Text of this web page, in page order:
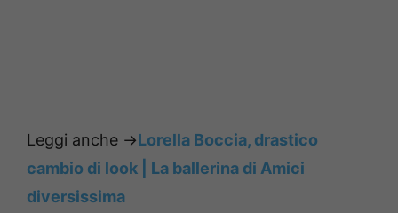
Leggi anche ->Lorella Boccia, drastico
cambio di look | La ballerina di Amici
diversissima